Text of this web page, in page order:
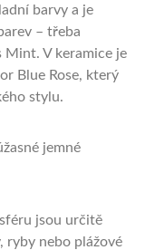
barvy a je
– třeba
Mint. V keramice je
Blue Rose, který
stylu.
jemné
jsou určitě
ryby nebo plážové